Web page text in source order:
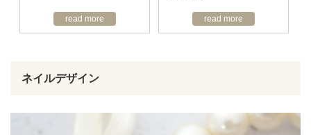
read more read more
ネイルデザイン